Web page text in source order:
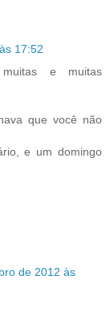
17:52
muitas e muitas
que você não
e um domingo
de 2012 às